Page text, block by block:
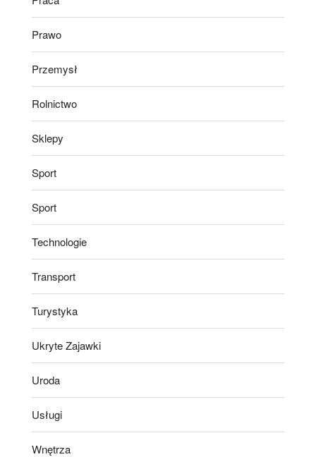
Prawo
Przemysł
Rolnictwo
Sklepy
Sport
Sport
Technologie
Transport
Turystyka
Ukryte Zajawki
Uroda
Usługi
Wnętrza